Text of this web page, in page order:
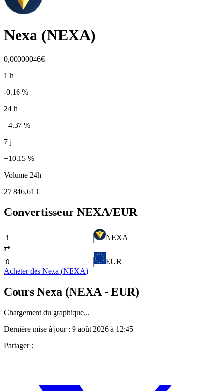
Nexa (NEXA)
0,00000046€
1 h
-0.16 %
24 h
+4.37 %
7 j
+10.15 %
Volume 24h
27 846,61 €
Convertisseur NEXA/EUR
NEXA
⇄
EUR
Acheter des Nexa (NEXA)
Cours Nexa (NEXA - EUR)
Chargement du graphique...
Dernière mise à jour : 9 août 2026 à 12:45
Partager :